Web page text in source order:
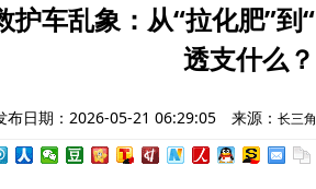
护车乱象：从“拉化肥”到
透支什么？
布日期：2026-05-21 06:29:05 来源： 长三